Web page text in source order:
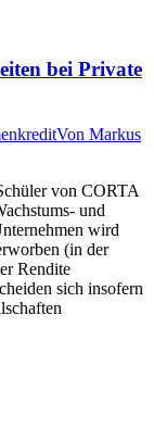
bei Private
Von Markus
von CORTA
und
wird
(in der
Rendite
sich insofern